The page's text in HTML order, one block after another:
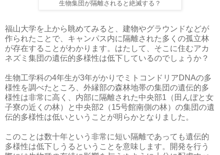
生物集団が隔離されると絶滅する？
福山大学を上から眺めてみると、建物やグラウンドなどが
作られたことで、キャンパス内に隔離された多くの孤立林
が存在することがわかります。はたして、そこに住むアカ
ネズミ集団の遺伝的多様性は低下しているのでしょうか？
生物工学科の4年生が3年がかりでミトコンドリアDNAの多
様性を調べたところ、外縁部の森林地帯の集団の遺伝的多
様性は非常に高く、内部に隔離された中央部1（田んぼと女
子寮の近くの林）と中央部2（15号館南側の林）の集団の遺
伝的多様性は低いということが明らかとなりました。
このことは数十年という非常に短い隔離であっても遺伝的
多様性は低下しうるということを意味します。開発を行う